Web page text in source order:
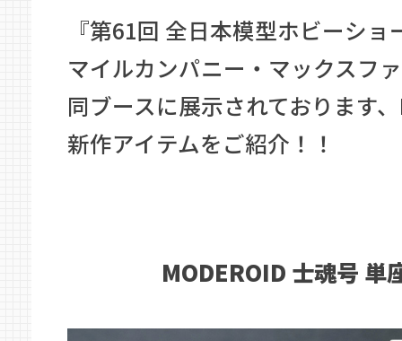
『第61回 全日本模型ホビーシ
マイルカンパニー・マックスフ
同ブースに展示されております、
新作アイテムをご紹介！！
MODEROID 士魂号 単